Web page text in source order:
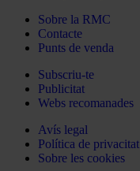
Sobre la RMC
Contacte
Punts de venda
Subscriu-te
Publicitat
Webs recomanades
Avís legal
Política de privacitat
Sobre les cookies